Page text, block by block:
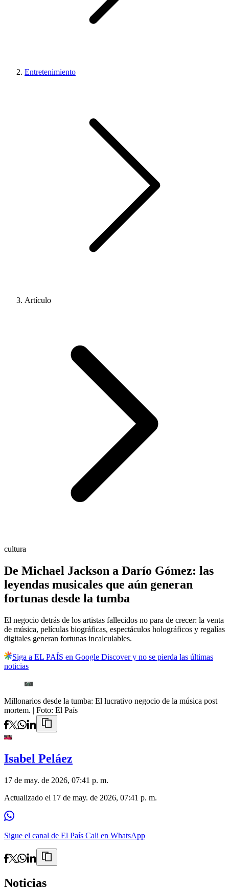
Entretenimiento
Artículo
cultura
De Michael Jackson a Darío Gómez: las
leyendas musicales que aún generan
fortunas desde la tumba
El negocio detrás de los artistas fallecidos no para de crecer: la venta
de música, películas biográficas, espectáculos holográficos y regalías
digitales generan fortunas incalculables.
Siga a EL PAÍS en Google Discover y no se pierda las últimas
noticias
Millonarios desde la tumba: El lucrativo negocio de la música post
mortem. | Foto: El País
Isabel Peláez
17 de may. de 2026, 07:41 p. m.
Actualizado el 17 de may. de 2026, 07:41 p. m.
Sigue el canal de El País Cali en WhatsApp
Noticias